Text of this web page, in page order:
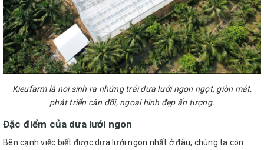
Kieufarm là nơi sinh ra những trái dưa lưới ngon ngọt, giòn mát,
phát triển cân đối, ngoại hình đẹp ấn tượng.
Đặc điểm của dưa lưới ngon
Bên cạnh việc biết được dưa lưới ngon nhất ở đâu, chúng ta còn